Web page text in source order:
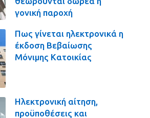
γονική παροχή
Πως γίνεται ηλεκτρονικά η
έκδοση Βεβαίωσης
Μόνιμης Κατοικίας
Ηλεκτρονική αίτηση,
προϋποθέσεις και